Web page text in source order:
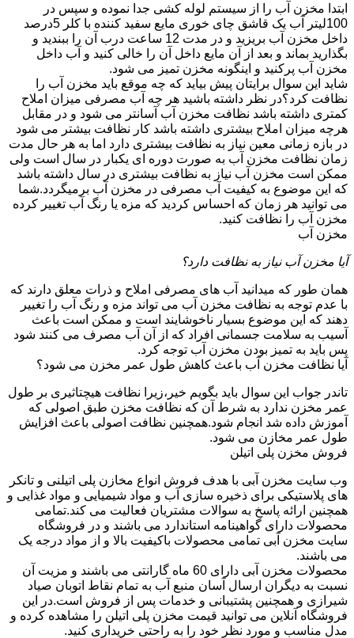
ابتدا مخزن آب را از سیستم لوله کشی جدا نموده و سپس در
100لیتر آب یک قاشق چای خوری مایع سفید کننده با کلر 5درصد
داخل مخزن آب بریزید و در مدت 12 ساعت درب آن را ببندید و
بگذارید بماند و بعد از آن مایع داخل آن را خالی کنید و آب داخل
مخزن آب پرکنید و اینگونه مخزن تمیز می شود.
شاید این سوال برایتان پیش بیاید که چه موقع باید مخزن آب را
نظافت کرد؟در نظر داشته باشید هر چه آب مصرفی میزان املاح
کمتری داشته باشد نظافت مخزن آب آسانتر می شود و در مقابل
هرچه میزان املاح بیشتری داشته باشد کار نظافت بیشتر می شود
در بازه زمانی معین نیاز به نظافت بیشتری دارد اما به هر حال مدت
زمان نظافت مخزن آب به صورت دوره ای یکبار در سال است ولی
ممکن است مخزن آب نیاز به نظافت بیشتری در سال داشته باشد
که این موضوع به کیفیت آب مصرفی در مخزن آب برمیگردد.شما
می توانید هر زمان که احساس کردید که مزه یا رنگ آب تغییر کرده
مخزن آب را نظافت کنید.
مخزن آب
آیا مخزن آب نیاز به نظافت دارد؟
همان طور که میدانید آب های مصرفی املاح و ذرات معلق دارند که
با عدم توجه به نظافت مخزن آب می تواند مزه و رنگ آب را تغییر
دهند که این موضوع بسیار ناخوشایند است و ممکن است باعث
آسیب به سلامت جسمانی افراد که از آن آب مصرف می کنند شود
پس باید به تمیز بودن مخزن آب توجه کرد.
آیا نظافت مخزن آب باعث کاهش طول عمر مخزن می شود؟
تاندر جواب این سوال باید بگویم خیر،زیرا نظافت هیچتاثیری بر طول
عمر مخزن ندارد به شرط آن که نظافت مخزن طبق اصولی که
آموزش داده شد انجام شود.همچنین نظافت اصولی باعث افزایش
طول عمر مخازن می شود.
فروش مخزن پلی اتیلن
وب سایت مخزن آبی با هدف فروش انواع مخازن پلی اتیلنی و تانکر
های پلاستیکی برای ذخیره سازی آب و مواد شیمیایی و مواد غذایی و
همچنین ارائه پاسخ به سوالات مشتریان فعالیت می کند.تمامی
محصولات دارای گواهینامه استاندارد می باشند و در فروشگاه
سایت مخزن آبی تمامی محصولات باکیفیت بالا و از مواد درجه یک
می باشند.
محصولات مخزن آبی دارای 60 ماه گارانتی می باشند و مزیت آن
نسبت به دیگران ارسال آسان منبع آب به تمام نقاط اتوبان صیاد
شیرازی و همچنین پشتیبانی و خدمات پس از فروش است.در این
فروشگاه آنلاین می توانید قیمت مخزن پلی اتیلن را مشاهده کرده و
مدل مناسب و مورد نظر خود را به راحتی خریداری کنید.